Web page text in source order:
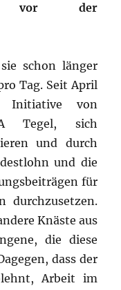
vor der
schon länger
Tag. Seit April
von
Tegel, sich
und durch
und die
für
durchzusetzen.
Knäste aus
die diese
dass der
Arbeit im